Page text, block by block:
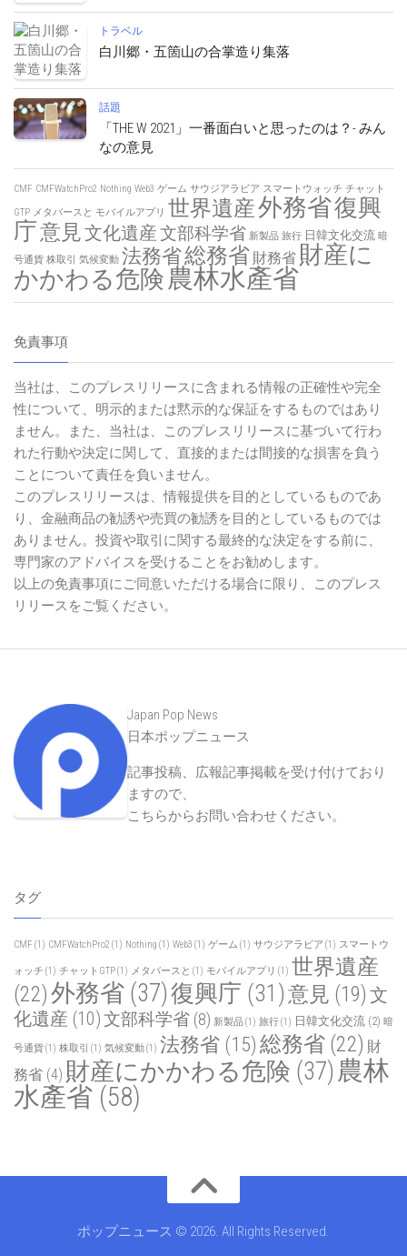
トラベル
白川郷・五箇山の合掌造り集落
話題
「THE W 2021」一番面白いと思ったのは？- みん
なの意見
CMF CMFWatchPro2 Nothing Web3 ゲーム サウジアラビア スマートウォッチ チャット
GTP メタバースと モバイルアプリ 世界遺産外務省復興
庁意見文化遺産文部科学省 新製品 旅行 日韓文化交流 暗
号通貨 株取引 気候変動 法務省総務省 財務省 財産に
かかわる危険農林水產省
免責事項
当社は、このプレスリリースに含まれる情報の正確性や完全
性について、明示的または黙示的な保証をするものではあり
ません。また、当社は、このプレスリリースに基づいて行わ
れた行動や決定に関して、直接的または間接的な損害を負う
ことについて責任を負いません。
このプレスリリースは、情報提供を目的としているものであ
り、金融商品の勧誘や売買の勧誘を目的としているものでは
ありません。投資や取引に関する最終的な決定をする前に、
専門家のアドバイスを受けることをお勧めします。
以上の免責事項にご同意いただける場合に限り、このプレス
リリースをご覧ください。
Japan Pop News
日本ポップニュース
記事投稿、広報記事掲載を受け付けており
ますので、
こちらからお問い合わせください。
タグ
CMF (1) CMFWatchPro2 (1) Nothing (1) Web3 (1) ゲーム (1) サウジアラビア (1) スマートウ
ォッチ (1) チャットGTP(1) メタバースと (1) モバイルアプリ (1) 世界遺産
(22)外務省 (37)復興庁 (31)意見 (19) 文
化遺産 (10)文部科学省 (8) 新製品(1) 旅行(1) 日韓文化交流 (2) 暗
号通貨(1) 株取引 (1) 気候変動(1) 法務省 (15) 総務省 (22) 財
務省 (4) 財産にかかわる危険 (37) 農林
水產省 (58)
ポップニュース © 2026. All Rights Reserved.